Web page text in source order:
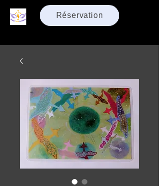
Réservation